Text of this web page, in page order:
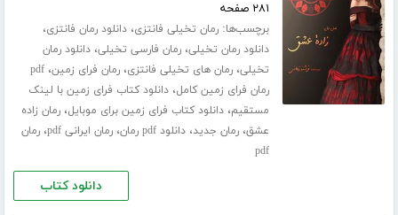
۲۸۱ صفحه
برچسب‌ها:رمان تخیلی فانتزی،دانلود رمان فانتزی،
دانلود رمان تخیلی،رمان فارسی تخیلی،دانلود رمان
تخیلی،رمان های تخیلی فانتزی،رمان فرای زمین،pdf
رمان فرای زمین کامل،دانلود کتاب فرای زمین با لینک
مستقیم،دانلود کتاب فرای زمین برای موبایل،رمان زاده
عشق،رمان جدید،دانلود pdf رمان ،رمان ایرانی pdf ،رمان
pdf
دانلود کتاب